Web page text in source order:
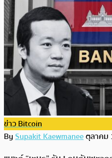
ข่าว Bitcoin
BySupakit Kaewmaneeตุลาคม